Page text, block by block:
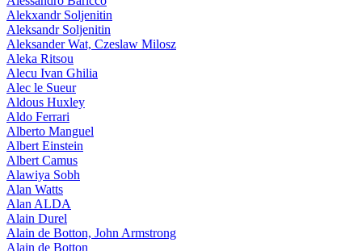
Alekxandr Soljenitin
Aleksandr Soljenitin
Aleksander Wat, Czeslaw Milosz
Aleka Ritsou
Alecu Ivan Ghilia
Alec le Sueur
Aldous Huxley
Aldo Ferrari
Alberto Manguel
Albert Einstein
Albert Camus
Alawiya Sobh
Alan Watts
Alan ALDA
Alain Durel
Alain de Botton, John Armstrong
Alain de Botton